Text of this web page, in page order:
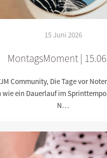
15 Juni 2026
MontagsMoment |
Community, Die Tage vor
wie ein Dauerlauf im
N…